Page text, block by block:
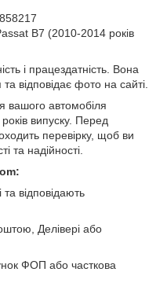
B7 (2010-2014 років
і працездатність. Вона
відповідає фото на сайті.
вашого автомобіля
випуску. Перед
перевірку, щоб ви
та надійності.
та відповідають
Делівері або
ФОП або часткова